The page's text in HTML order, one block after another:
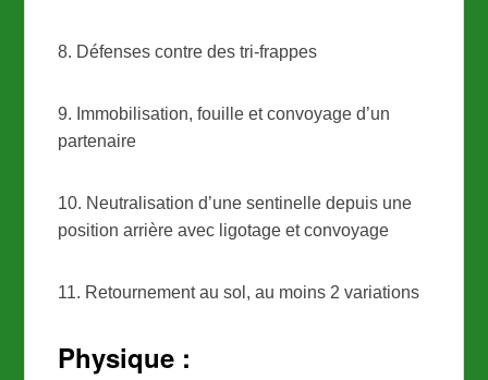
8. Défenses contre des tri-frappes
9. Immobilisation, fouille et convoyage d’un
partenaire
10. Neutralisation d’une sentinelle depuis une
position arrière avec ligotage et convoyage
11. Retournement au sol, au moins 2 variations
Physique :